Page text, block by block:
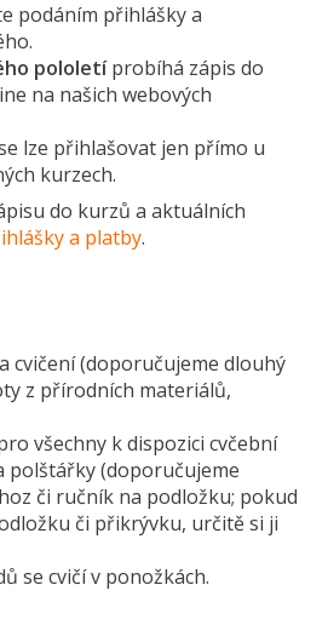
podáním přihlášky a
pololetíprobíhá zápis do
na našich webových
lze přihlašovat jen přímo u
kurzech.
do kurzů a aktuálních
a platby.
cvičení (doporučujeme dlouhý
z přírodních materiálů,
všechny k dispozici cvčební
polštářky (doporučujeme
či ručník na podložku; pokud
či přikrývku, určitě si ji
se cvičí v ponožkách.